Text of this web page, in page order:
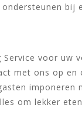
bij
voor uw
met ons op
imponeren
om lekker